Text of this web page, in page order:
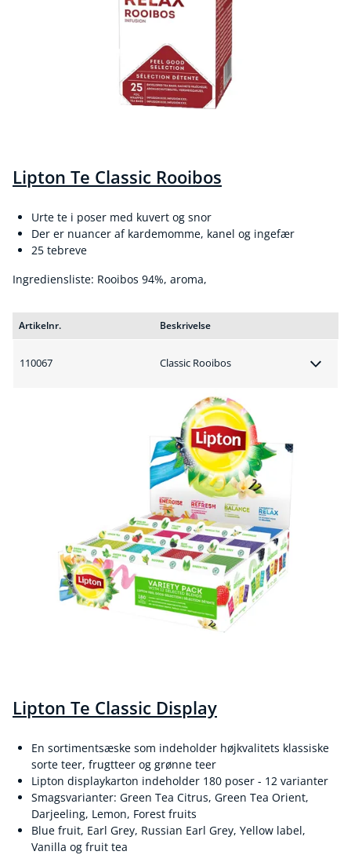
Lipton Te Classic Rooibos
Urte te i poser med kuvert og snor
Der er nuancer af kardemomme, kanel og ingefær
25 tebreve
Ingrediensliste: Rooibos 94%, aroma,
Artikelnr. Beskrivelse
110067 Classic Rooibos
Lipton Te Classic Display
En sortimentsæske som indeholder højkvalitets klassiske
sorte teer, frugtteer og grønne teer
Lipton displaykarton indeholder 180 poser - 12 varianter
Smagsvarianter: Green Tea Citrus, Green Tea Orient,
Darjeeling, Lemon, Forest fruits
Blue fruit, Earl Grey, Russian Earl Grey, Yellow label,
Vanilla og fruit tea